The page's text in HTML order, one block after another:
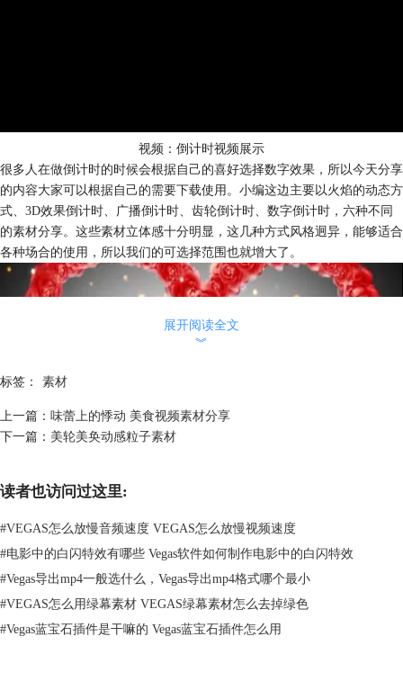
视频：倒计时视频展示
很多人在做倒计时的时候会根据自己的喜好选择数字效果，所以今天分享
的内容大家可以根据自己的需要下载使用。小编这边主要以火焰的动态方
式、3D效果倒计时、广播倒计时、齿轮倒计时、数字倒计时，六种不同
的素材分享。这些素材立体感十分明显，这几种方式风格迥异，能够适合
各种场合的使用，所以我们的可选择范围也就增大了。
图1：火焰倒计时
展开阅读全文
︾
标签： 素材
上一篇： 味蕾上的悸动 美食视频素材分享
下一篇： 美轮美奂动感粒子素材
读者也访问过这里:
#VEGAS怎么放慢音频速度 VEGAS怎么放慢视频速度
#电影中的白闪特效有哪些 Vegas软件如何制作电影中的白闪特效
#Vegas导出mp4一般选什么，Vegas导出mp4格式哪个最小
#VEGAS怎么用绿幕素材 VEGAS绿幕素材怎么去掉绿色
#Vegas蓝宝石插件是干嘛的 Vegas蓝宝石插件怎么用